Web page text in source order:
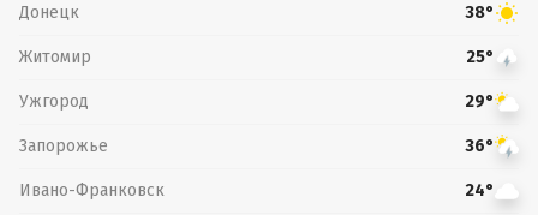
Донецк 38°
Житомир 25°
Ужгород 29°
Запорожье 36°
Ивано-Франковск 24°